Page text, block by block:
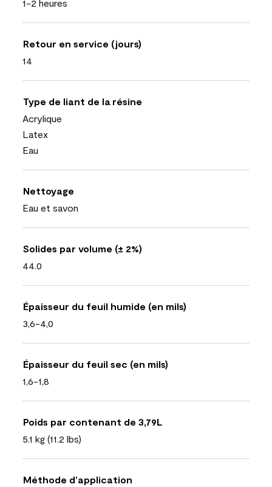
1-2 heures
Retour en service (jours)
14
Type de liant de la résine
Acrylique
Latex
Eau
Nettoyage
Eau et savon
Solides par volume (± 2%)
44.0
Épaisseur du feuil humide (en mils)
3,6-4,0
Épaisseur du feuil sec (en mils)
1,6-1,8
Poids par contenant de 3,79L
5.1 kg (11.2 lbs)
Méthode d’application